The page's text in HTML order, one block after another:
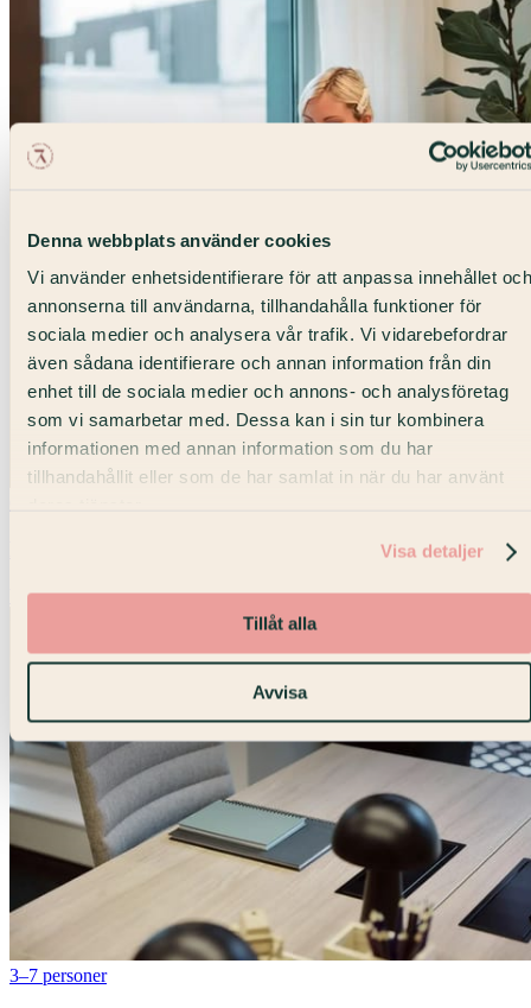
Denna webbplats använder cookies
Vi använder enhetsidentifierare för att anpassa innehållet och
annonserna till användarna, tillhandahålla funktioner för
sociala medier och analysera vår trafik. Vi vidarebefordrar
även sådana identifierare och annan information från din
enhet till de sociala medier och annons- och analysföretag
som vi samarbetar med. Dessa kan i sin tur kombinera
informationen med annan information som du har
tillhandahållit eller som de har samlat in när du har använt
Visa detaljer
Tillåt alla
Avvisa
Vasagatan · Våning 9
3–7 personer